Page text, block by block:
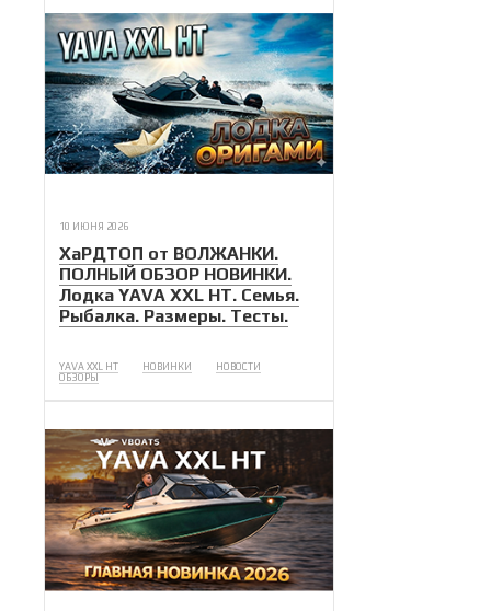
10 ИЮНЯ 2026
ХаРДТОП от ВОЛЖАНКИ.
ПОЛНЫЙ ОБЗОР НОВИНКИ.
Лодка YAVA XXL НТ. Семья.
Рыбалка. Размеры. Тесты.
YAVA XXL HT НОВИНКИ
НОВОСТИ
ОБЗОРЫ